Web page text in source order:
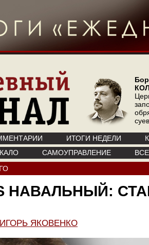
ИТОГИ НЕДЕЛИ
САМОУПРАВЛЕНИЕ
НАВАЛЬНЫЙ:
ИГОРЬ ЯКОВЕНКО